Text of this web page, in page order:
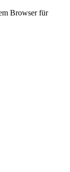
Browser für